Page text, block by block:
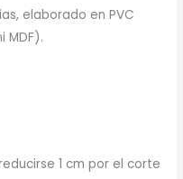
elaborado en PVC
MDF).
1 cm por el corte